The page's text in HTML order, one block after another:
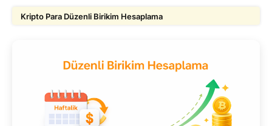
Kripto Para Düzenli Birikim Hesaplama